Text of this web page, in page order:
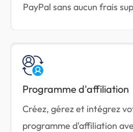
PayPal sans aucun frais
Programme d'affiliation
Créez, gérez et intégrez
programme d'affiliation